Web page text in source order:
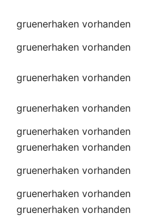
gruenerhaken vorhanden
gruenerhaken vorhanden
gruenerhaken vorhanden
gruenerhaken vorhanden
gruenerhaken vorhanden
gruenerhaken vorhanden
gruenerhaken vorhanden
gruenerhaken vorhanden
gruenerhaken vorhanden